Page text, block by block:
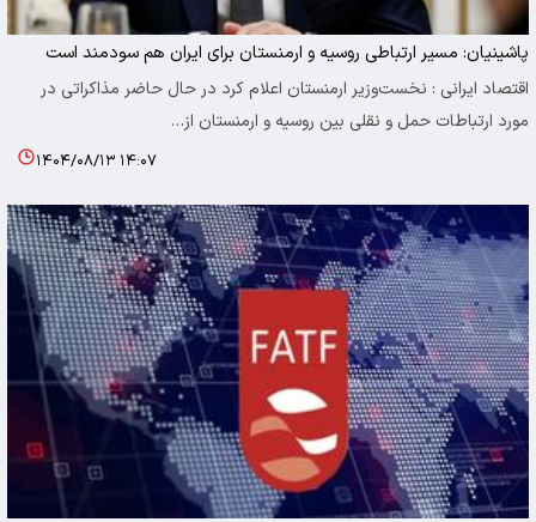
پاشینیان: مسیر ارتباطی روسیه و ارمنستان برای ایران هم سودمند است
اقتصاد ایرانی : نخست‌وزیر ارمنستان اعلام کرد در حال حاضر مذاکراتی در
مورد ارتباطات حمل و نقلی بین روسیه و ارمنستان از…
۱۴۰۴/۰۸/۱۳ ۱۴:۰۷